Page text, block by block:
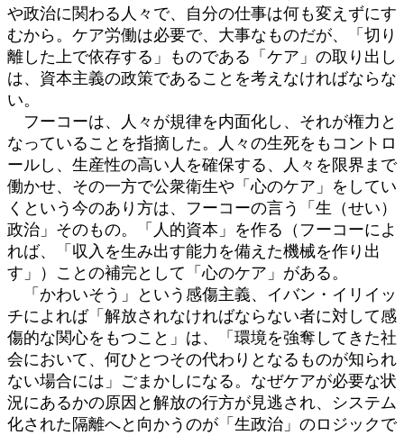
や政治に関わる人々で、自分の仕事は何も変えずにす
むから。ケア労働は必要で、大事なものだが、「切り
離した上で依存する」ものである「ケア」の取り出し
は、資本主義の政策であることを考えなければならな
い。
フーコーは、人々が規律を内面化し、それが権力と
なっていることを指摘した。人々の生死をもコントロ
ールし、生産性の高い人を確保する、人々を限界まで
働かせ、その一方で公衆衛生や「心のケア」をしてい
くという今のあり方は、フーコーの言う「生（せい）
政治」そのもの。「人的資本」を作る（フーコーによ
れば、「収入を生み出す能力を備えた機械を作り出
す」）ことの補完として「心のケア」がある。
「かわいそう」という感傷主義、イバン・イリイッ
チによれば「解放されなければならない者に対して感
傷的な関心をもつこと」は、「環境を強奪してきた社
会において、何ひとつその代わりとなるものが知られ
ない場合には」ごまかしになる。なぜケアが必要な状
況にあるかの原因と解放の行方が見逃され、システム
化された隔離へと向かうのが「生政治」のロジックで